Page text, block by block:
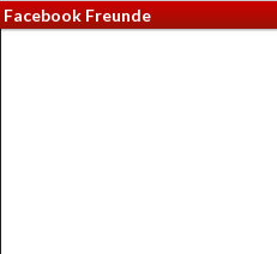
Facebook Freunde